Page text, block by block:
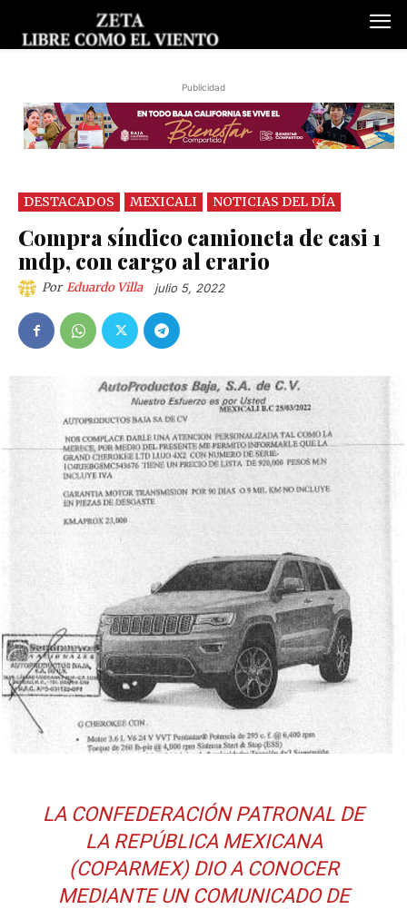
Publicidad
DESTACADOS MEXICALI NOTICIAS DEL DÍA
Compra síndico camioneta de casi 1
mdp, con cargo al erario
Por Eduardo Villa julio 5, 2022
LA CONFEDERACIÓN PATRONAL DE
LA REPÚBLICA MEXICANA
(COPARMEX) DIO A CONOCER
MEDIANTE UN COMUNICADO DE